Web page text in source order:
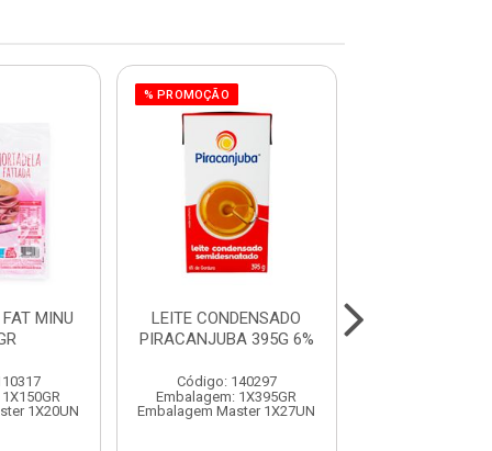
MINU
1X20UN
% PROMOÇÃO
LEITE CONDENSADO
PIRACANJUBA 395G 6%
Código: 140297
Embalagem: 1X395GR
Embalagem Master 1X27UN